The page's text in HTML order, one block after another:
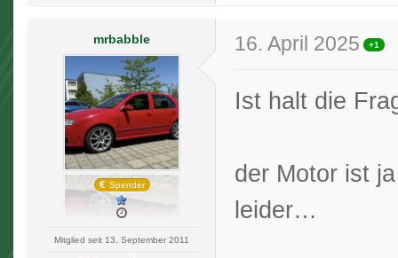
mrbabble
Spender
Mitglied seit 13. September 2011
16. April 2025 +1
Ist halt die
der Motor ist
leider…